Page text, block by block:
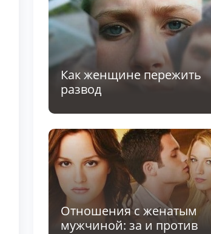
Как женщине пережить
развод
Отношения с женатым
мужчиной: за и против